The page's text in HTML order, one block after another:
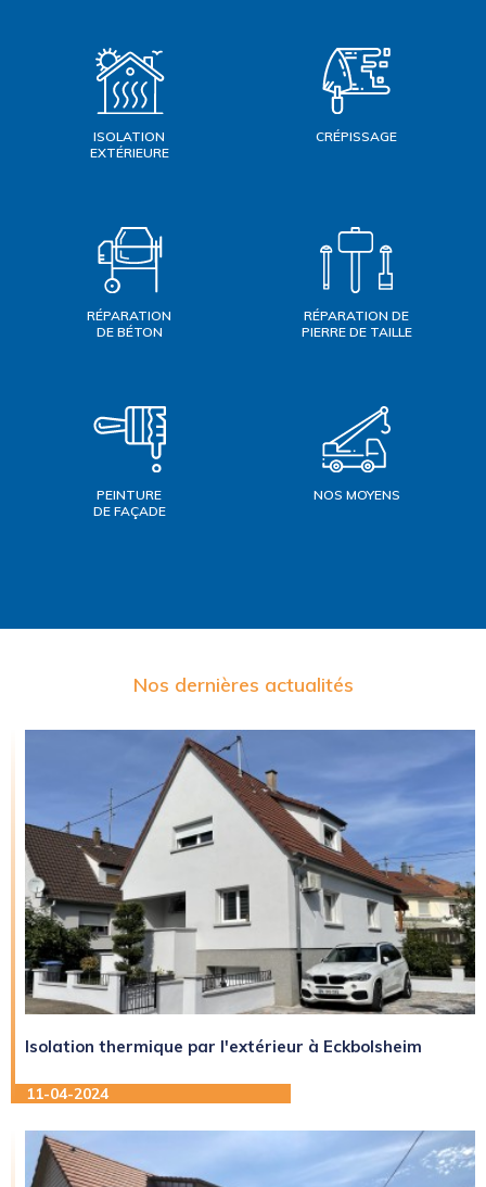
ISOLATION
EXTÉRIEURE
CRÉPISSAGE
RÉPARATION
DE BÉTON
RÉPARATION DE
PIERRE DE TAILLE
PEINTURE
DE FAÇADE
NOS MOYENS
Nos dernières actualités
Isolation thermique par l'extérieur à Eckbolsheim
11-04-2024